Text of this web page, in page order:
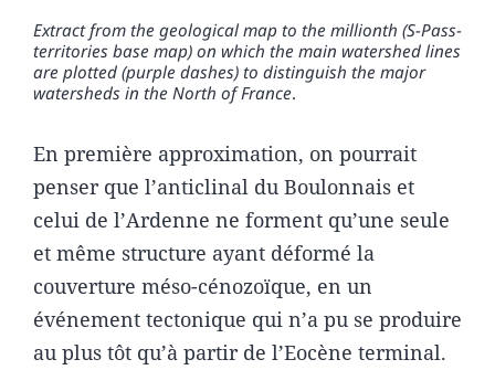
Extract from the geological map to the millionth (S-Pass-
territories base map) on which the main watershed lines
are plotted (purple dashes) to distinguish the major
watersheds in the North of France.
En première approximation, on pourrait
penser que l’anticlinal du Boulonnais et
celui de l’Ardenne ne forment qu’une seule
et même structure ayant déformé la
couverture méso-cénozoïque, en un
événement tectonique qui n’a pu se produire
au plus tôt qu’à partir de l’Eocène terminal.